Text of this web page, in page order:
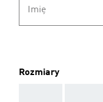
Imię
Rozmiary